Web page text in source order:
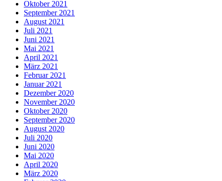
Oktober 2021
September 2021
August 2021
Juli 2021
Juni 2021
Mai 2021
April 2021
März 2021
Februar 2021
Januar 2021
Dezember 2020
November 2020
Oktober 2020
September 2020
August 2020
Juli 2020
Juni 2020
Mai 2020
April 2020
März 2020